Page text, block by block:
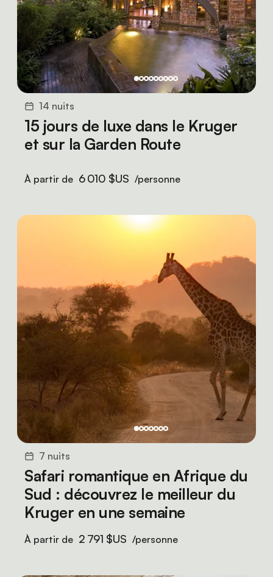
14 nuits
15 jours de luxe dans le Kruger
et sur la Garden Route
À partir de 6 010 $US /personne
7 nuits
Safari romantique en Afrique du
Sud : découvrez le meilleur du
Kruger en une semaine
À partir de 2 791 $US /personne